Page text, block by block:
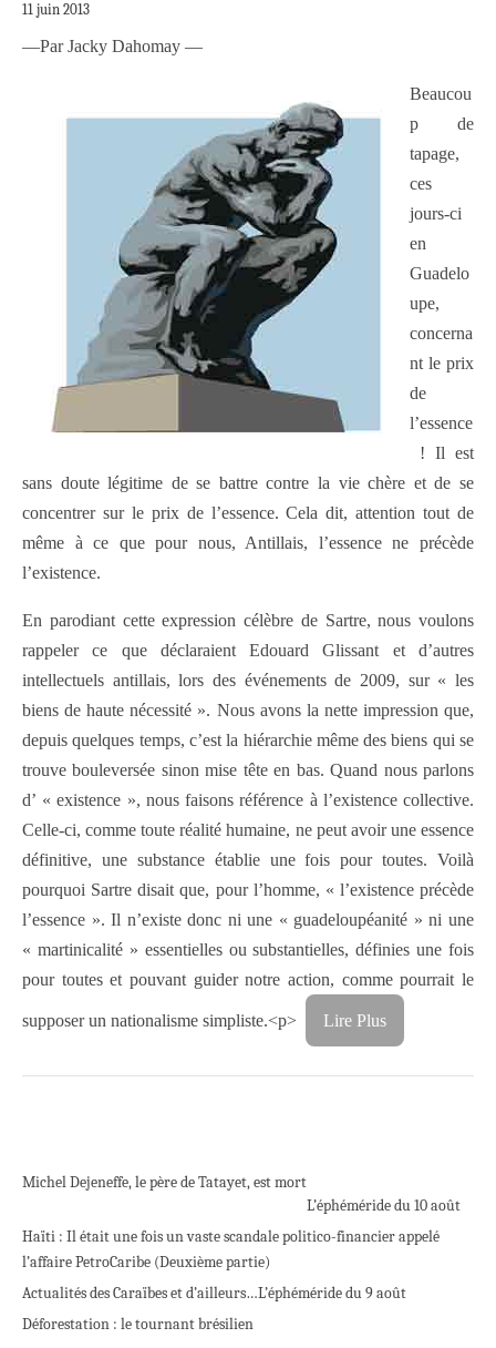
11 juin 2013
—Par Jacky Dahomay —
Beaucou
p de
tapage,
ces
jours-ci
en
Guadelo
upe,
concerna
nt le prix
de
l’essence
! Il est
sans doute légitime de se battre contre la vie chère et de se
concentrer sur le prix de l’essence. Cela dit, attention tout de
même à ce que pour nous, Antillais, l’essence ne précède
l’existence.
En parodiant cette expression célèbre de Sartre, nous voulons
rappeler ce que déclaraient Edouard Glissant et d’autres
intellectuels antillais, lors des événements de 2009, sur « les
biens de haute nécessité ». Nous avons la nette impression que,
depuis quelques temps, c’est la hiérarchie même des biens qui se
trouve bouleversée sinon mise tête en bas. Quand nous parlons
d’ « existence », nous faisons référence à l’existence collective.
Celle-ci, comme toute réalité humaine, ne peut avoir une essence
définitive, une substance établie une fois pour toutes. Voilà
pourquoi Sartre disait que, pour l’homme, « l’existence précède
l’essence ». Il n’existe donc ni une « guadeloupéanité » ni une
« martinicalité » essentielles ou substantielles, définies une fois
pour toutes et pouvant guider notre action, comme pourrait le
supposer un nationalisme simpliste.<p> Lire Plus
Michel Dejeneffe, le père de Tatayet, est mort
L’éphéméride du 10 août
Haïti : Il était une fois un vaste scandale politico-financier appelé
l’affaire PetroCaribe (Deuxième partie)
Actualités des Caraïbes et d’ailleurs…L’éphéméride du 9 août
Déforestation : le tournant brésilien